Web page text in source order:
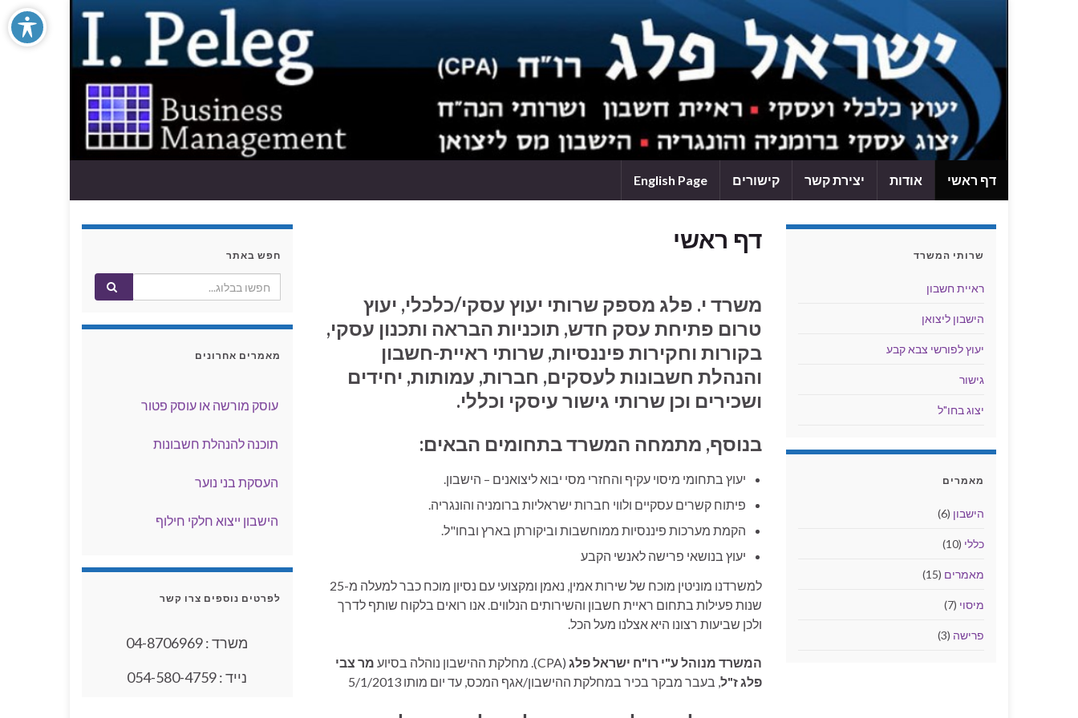
דף ראשי אודות יצירת קשר קישורים English Page
דף ראשי
משרד י. פלג מספק שרותי יעוץ עסקי/כלכלי, יעוץ
טרום פתיחת עסק חדש, תוכניות הבראה ותכנון עסקי,
בקורות וחקירות פיננסיות, שרותי ראיית-חשבון
והנהלת חשבונות לעסקים, חברות, עמותות, יחידים
ושכירים וכן שרותי גישור עיסקי וכללי.
בנוסף, מתמחה המשרד בתחומים הבאים:
יעוץ בתחומי מיסוי עקיף והחזרי מסי יבוא ליצואנים – הישבון.
פיתוח קשרים עסקיים ולווי חברות ישראליות ברומניה והונגריה.
הקמת מערכות פיננסיות ממוחשבות וביקורתן בארץ ובחו"ל.
יעוץ בנושאי פרישה לאנשי הקבע
למשרדנו מוניטין מוכח של שירות אמין, נאמן ומקצועי עם נסיון מוכח כבר למעלה מ-25
שנות פעילות בתחום ראיית חשבון והשירותים הנלווים. אנו רואים בלקוח שותף לדרך
ולכן שביעות רצונו היא אצלנו מעל הכל.
המשרד מנוהל ע"י רו"ח ישראל פלג (CPA). מחלקת ההישבון נוהלה בסיוע
מר צבי
פלג ז"ל, בעבר מבקר בכיר במחלקת ההישבון/אגף המכס, עד יום מותו 5/1/2013
שרותי המשרד
ראיית חשבון
הישבון ליצואן
יעוץ לפורשי צבא קבע
גישור
יצוג בחו"ל
מאמרים
הישבון (6)
כללי (10)
מאמרים (15)
מיסוי (7)
פרישה (3)
חפש באתר
מאמרים אחרונים
היבט המיסוי
היערכות לסוף שנה - עסק מהבית
עוסק מורשה או עוסק פטור
תוכנה להנהלת חשבונות
העסקת בני נוער
הישבון ייצוא חלקי חילוף
ניכוי הוצאות רכב
מחברה ליחיד
לפרטים נוספים צרו קשר
משרד : 04-8706969
נייד : 054-580-4759